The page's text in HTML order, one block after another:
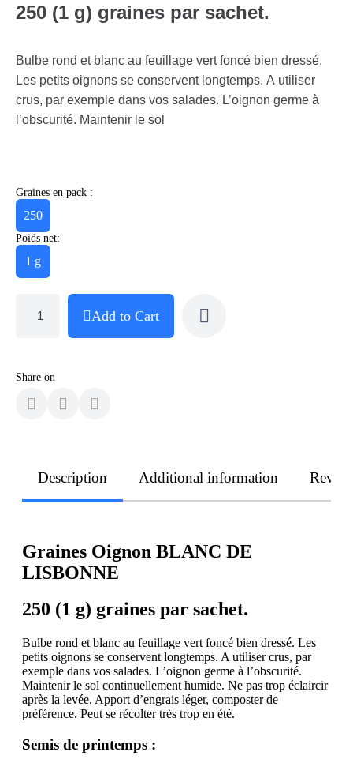
250 (1 g) graines par sachet.
Bulbe rond et blanc au feuillage vert foncé bien dressé.
Les petits oignons se conservent longtemps. A utiliser
crus, par exemple dans vos salades. L’oignon germe à
l’obscurité. Maintenir le sol
Graines en pack :
250
Poids net:
1 g
Add to Cart
Share on
Description Additional information
Graines Oignon BLANC DE
LISBONNE
250 (1 g) graines par sachet.
Bulbe rond et blanc au feuillage vert foncé bien dressé. Les
petits oignons se conservent longtemps. A utiliser crus, par
exemple dans vos salades. L’oignon germe à l’obscurité.
Maintenir le sol continuellement humide. Ne pas trop éclaircir
après la levée. Apport d’engrais léger, composter de
préférence. Peut se récolter très trop en été.
Semis de printemps :